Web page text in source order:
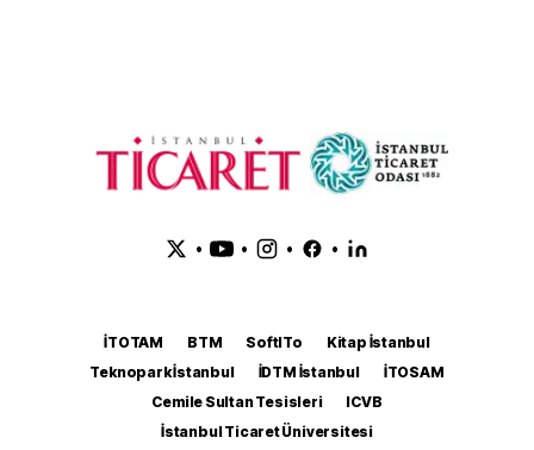
• • • •
İTOTAM BTM SoftITo
Kitap İstanbul
Teknopark İstanbul
İDTM İstanbul
İTOSAM
Cemile Sultan Tesisleri
ICVB
İstanbul Ticaret Üniversitesi